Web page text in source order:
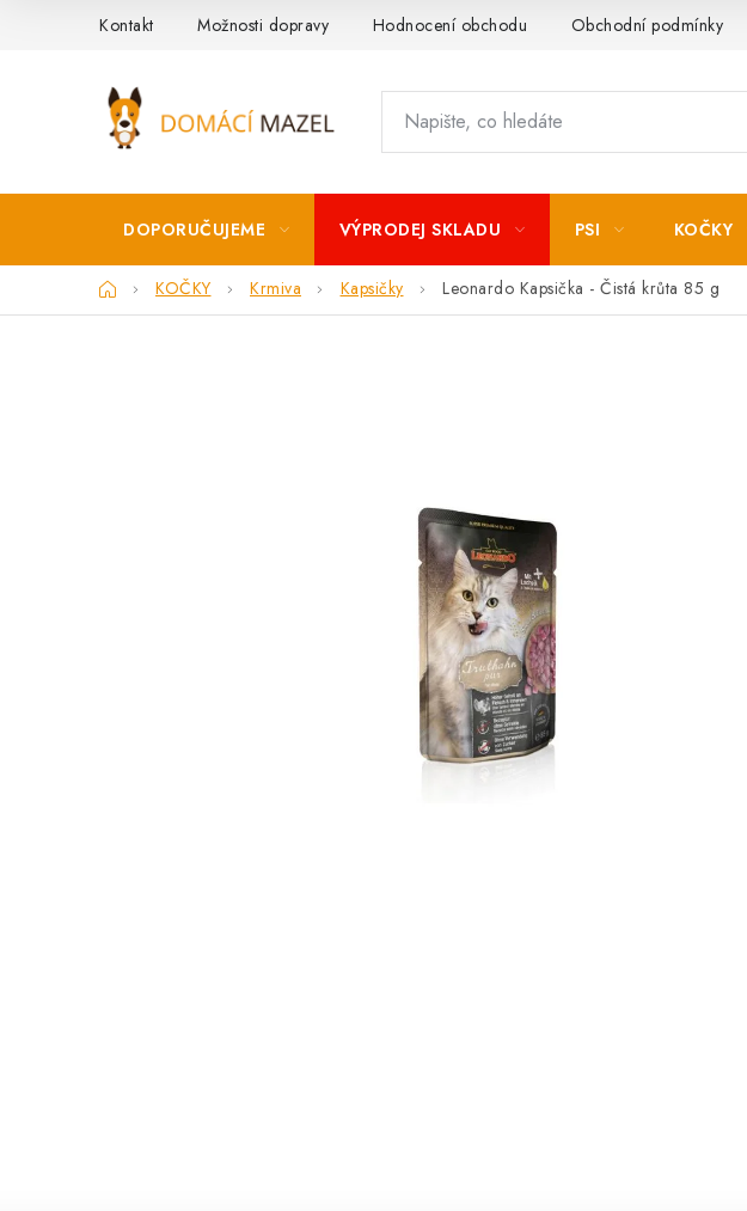
Kontakt Možnosti dopravy Hodnocení obchodu Obchodní podmínky
DOPORUČUJEME VÝPRODEJ SKLADU PSI KOČKY
DomůKOČKY Krmiva Kapsičky Leonardo Kapsička - Čistá krůta 85 g